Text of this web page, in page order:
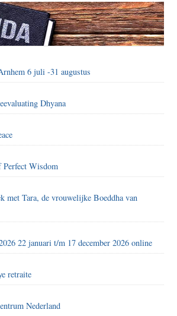
6 juli -31 augustus
Dhyana
Perfect Wisdom
met Tara, de vrouwelijke Boeddha van
22 januari t/m 17 december 2026 online
retraite
Nederland